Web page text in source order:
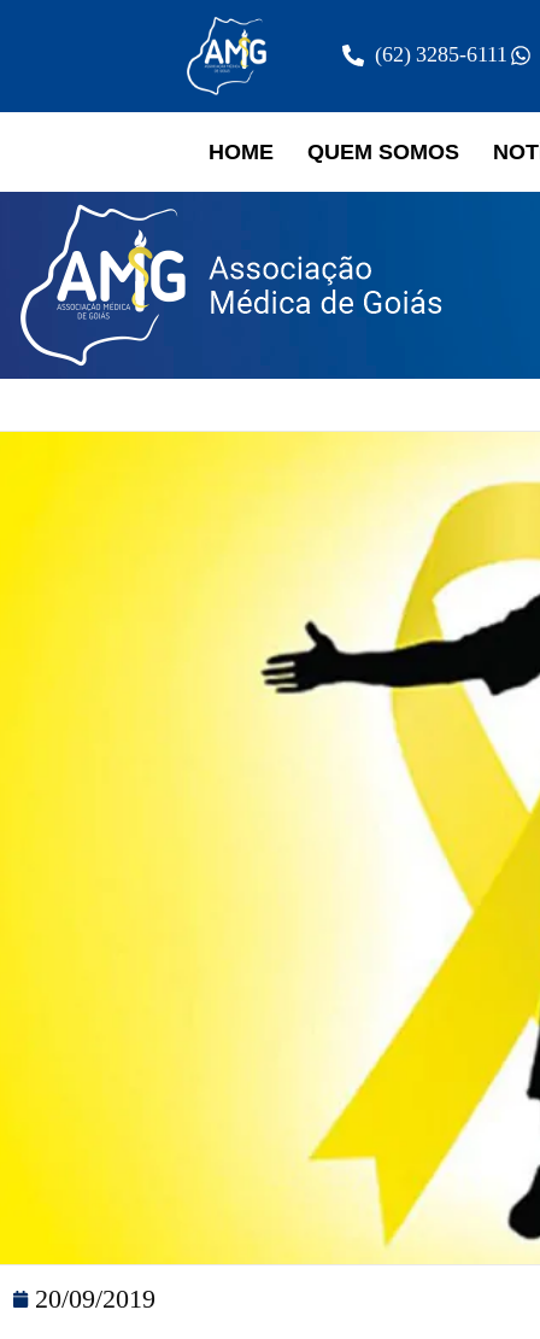
(62) 3285-6111
HOME QUEM SOMOS
20/09/2019